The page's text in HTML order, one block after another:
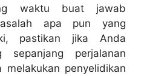
waktu buat jawab
apa pun yang
pastikan jika Anda
sepanjang perjalanan
penyelidikan